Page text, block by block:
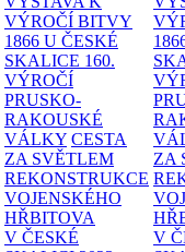
VÝROČÍ BITVY
1866 U ČESKÉ
SKALICE 160.
VÝROČÍ
PRUSKO-
RAKOUSKÉ
VÁLKY CESTA
ZA SVĚTLEM
REKONSTRUKCE
VOJENSKÉHO
HŘBITOVA
V ČESKÉ
ZA
V